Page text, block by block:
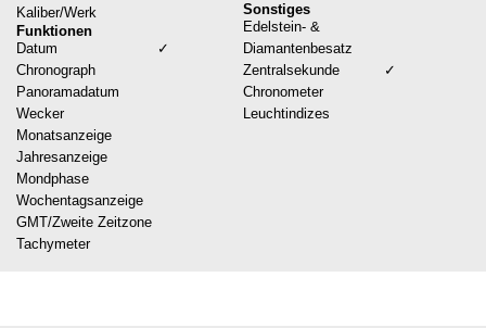
Kaliber/Werk
Funktionen
Datum
✓
Chronograph
Panoramadatum
Wecker
Monatsanzeige
Jahresanzeige
Mondphase
Wochentagsanzeige
GMT/Zweite Zeitzone
Tachymeter
Sonstiges
Edelstein- &
Diamantenbesatz
Zentralsekunde
✓
Chronometer
Leuchtindizes